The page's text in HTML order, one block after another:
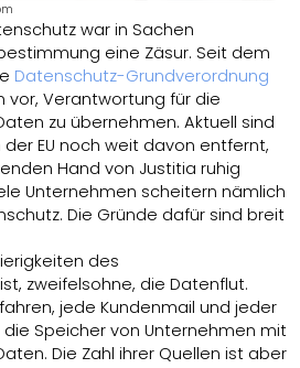
war in Sachen
eine Zäsur. Seit dem
Datenschutz-Grundverordnung
vor, Verantwortung für die
zu übernehmen. Aktuell sind
EU noch weit davon entfernt,
Hand von Justitia ruhig
Unternehmen scheitern nämlich
Die Gründe dafür sind breit
des
zweifelsohne, die Datenflut.
jede Kundenmail und jeder
Speicher von Unternehmen mit
Die Zahl ihrer Quellen ist aber